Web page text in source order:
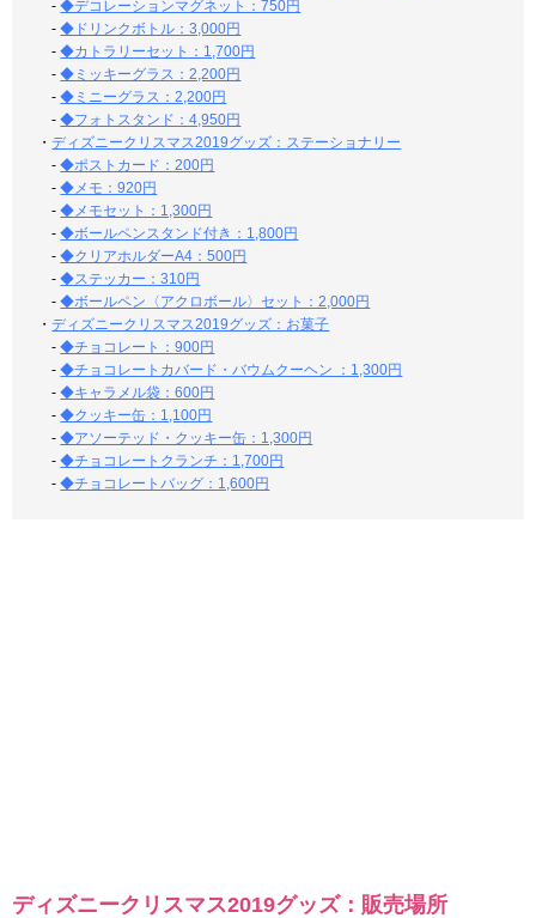
-◆デコレーションマグネット：750円
-◆ドリンクボトル：3,000円
-◆カトラリーセット：1,700円
-◆ミッキーグラス：2,200円
-◆ミニーグラス：2,200円
-◆フォトスタンド：4,950円
・ディズニークリスマス2019グッズ：ステーショナリー
-◆ポストカード：200円
-◆メモ：920円
-◆メモセット：1,300円
-◆ボールペンスタンド付き：1,800円
-◆クリアホルダーA4：500円
-◆ステッカー：310円
-◆ボールペン〈アクロボール〉セット：2,000円
・ディズニークリスマス2019グッズ：お菓子
-◆チョコレート：900円
-◆チョコレートカバード・バウムクーヘン ：1,300円
-◆キャラメル袋：600円
-◆クッキー缶：1,100円
-◆アソーテッド・クッキー缶：1,300円
-◆チョコレートクランチ：1,700円
-◆チョコレートバッグ：1,600円
ディズニークリスマス2019グッズ：販売場所